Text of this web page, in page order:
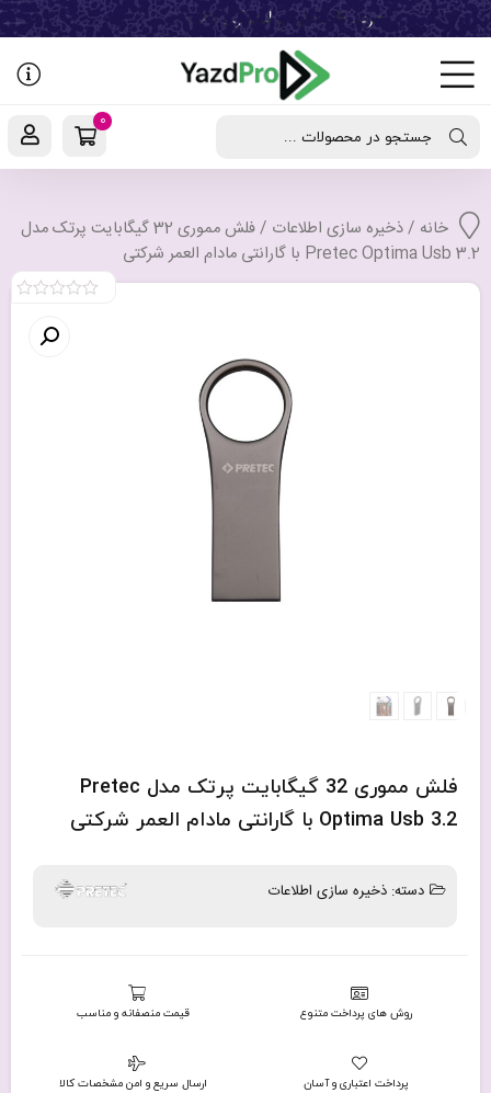
جستجو در محصولات ...
0
خانه /ذخیره سازی اطلاعات
/ فلش مموری 32 گیگابایت پرتک مدل
Pretec Optima Usb 3.2 با گارانتی مادام العمر شرکتی
فلش مموری 32 گیگابایت پرتک مدل Pretec
Optima Usb 3.2 با گارانتی مادام العمر شرکتی
دسته: ذخیره سازی اطلاعات
روش های پرداخت متنوع قیمت منصفانه و مناسب
پرداخت اعتباری و آسان ارسال سریع و امن مشخصات کالا